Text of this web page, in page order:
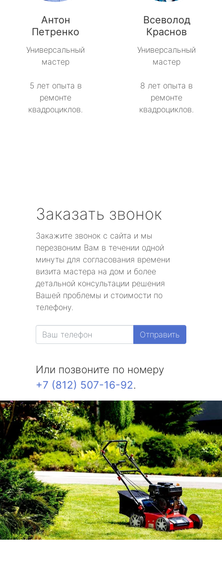
Антон
Петренко
Универсальный
мастер
5 лет опыта в
ремонте
квадроциклов.
Всеволод
Краснов
Универсальный
мастер
8 лет опыта в
ремонте
квадроциклов.
Заказать звонок
Закажите звонок с сайта и мы
перезвоним Вам в течении одной
минуты для согласования времени
визита мастера на дом и более
детальной консультации решения
Вашей проблемы и стоимости по
телефону.
Отправить
Или позвоните по номеру
+7 (812) 507-16-92.